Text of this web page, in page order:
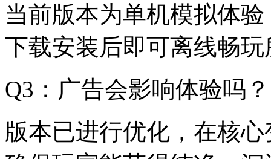
当前版本为单机模拟体
下载安装后即可离线畅
Q3：广告会影响体验吗？
版本已进行优化，在核